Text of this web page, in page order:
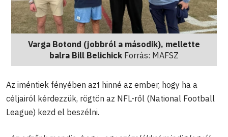
Varga Botond (jobbról a második), mellette
balra Bill Belichick Forrás: MAFSZ
Az iméntiek fényében azt hinné az ember, hogy ha a
céljairól kérdezzük, rögtön az NFL-ről (National Football
League) kezd el beszélni.